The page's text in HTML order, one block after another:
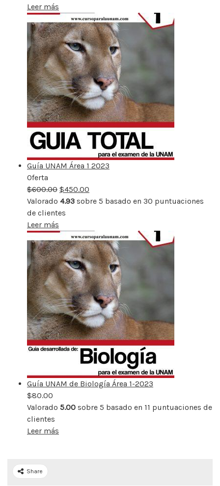
Leer más
Guía UNAM Área 1 2023
Oferta
rebajado
$600.00 $450.00
Valorado 4.93 sobre 5 basado en 30 puntuaciones
de clientes
Leer más
Guía UNAM de Biología Área 1-2023
$80.00
Valorado 5.00 sobre 5 basado en 11 puntuaciones de
clientes
Leer más
Share